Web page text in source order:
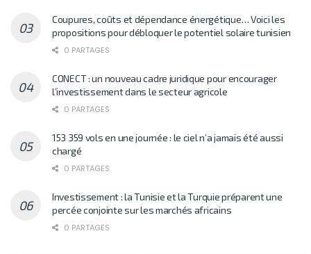
Coupures, coûts et dépendance énergétique… Voici les
propositions pour débloquer le potentiel solaire tunisien
0 PARTAGES
CONECT : un nouveau cadre juridique pour encourager
l’investissement dans le secteur agricole
0 PARTAGES
153 359 vols en une journée : le ciel n’a jamais été aussi
chargé
0 PARTAGES
Investissement : la Tunisie et la Turquie préparent une
percée conjointe sur les marchés africains
0 PARTAGES